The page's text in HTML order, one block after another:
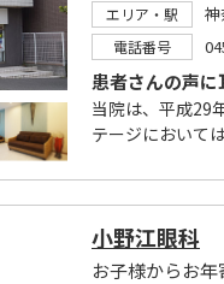
エリア・駅
電話番号
患者さんの声
当院は、平成29
テージにおいて
小野江眼科
お子様からお